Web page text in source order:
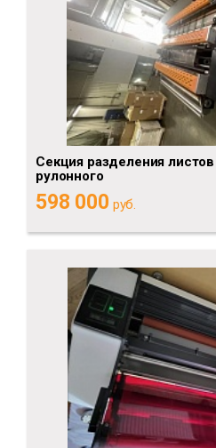
Секция разделения
рулонного
598 000 руб.